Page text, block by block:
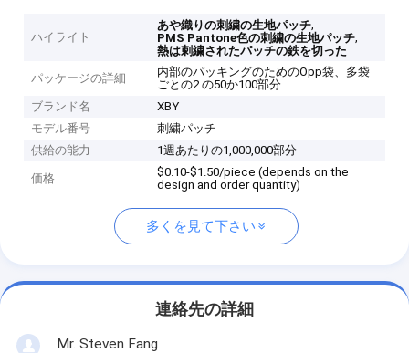
ハイライト
あや織りの刺繍の生地パッチ,
PMS Pantone色の刺繍の生地パッチ,
熱は刺繍されたパッチの鉄を切った
パッケージの詳細
内部のパッキングのためのOpp袋、多袋
ごとの2.の50か100部分
ブランド名
XBY
モデル番号
刺繍パッチ
供給の能力
1週あたりの1,000,000部分
価格
$0.10-$1.50/piece (depends on the
design and order quantity)
多くを見て下さい
連絡先の詳細
Mr. Steven Fang